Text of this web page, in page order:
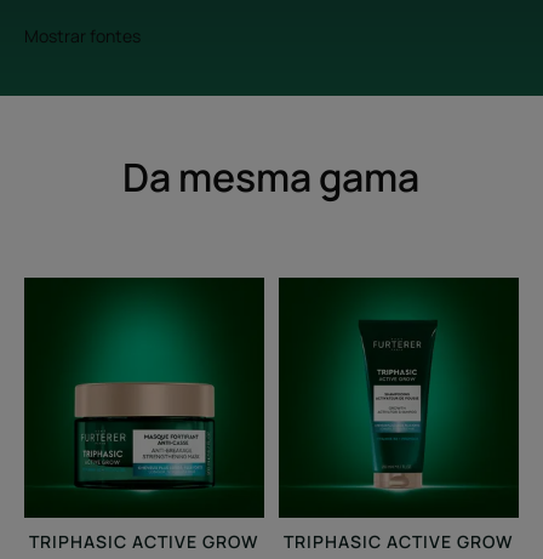
Mostrar fontes
Da mesma gama
TRIPHASIC ACTIVE GROW
Ativador
de
Crescimento
TRIPHASIC ACTIVE GROW